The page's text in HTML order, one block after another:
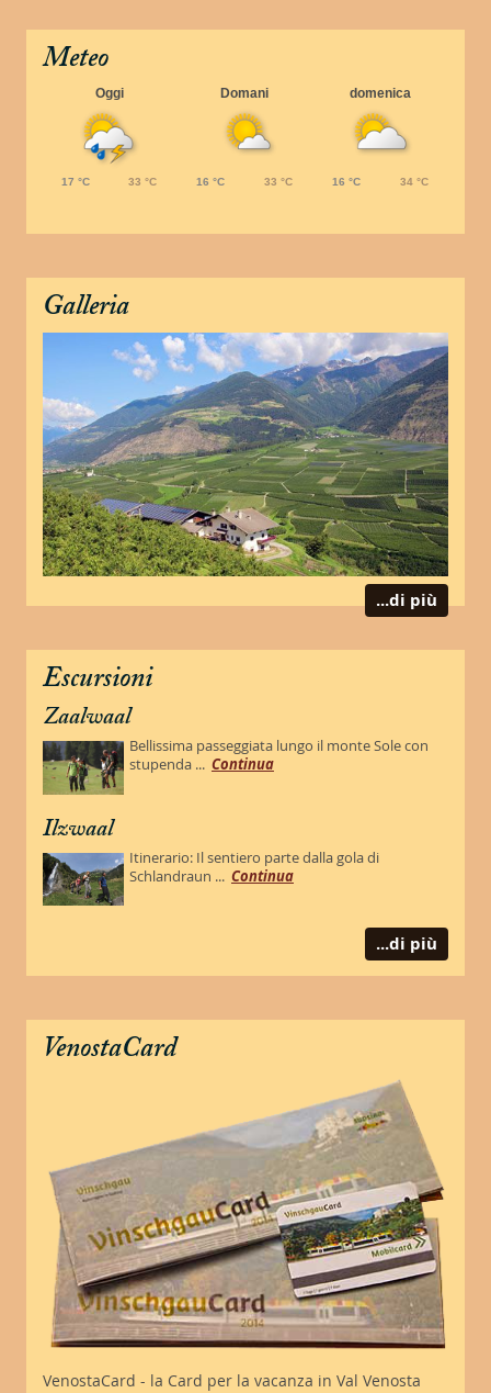
Meteo
Oggi Domani domenica
17 °C 33 °C 16 °C 33 °C 16 °C 34 °C
Galleria
...di più
Escursioni
Zaalwaal
Bellissima passeggiata lungo il monte Sole con
stupenda ... Continua
Ilzwaal
Itinerario: Il sentiero parte dalla gola di
Schlandraun ... Continua
...di più
VenostaCard
VenostaCard - la Card per la vacanza in Val Venosta